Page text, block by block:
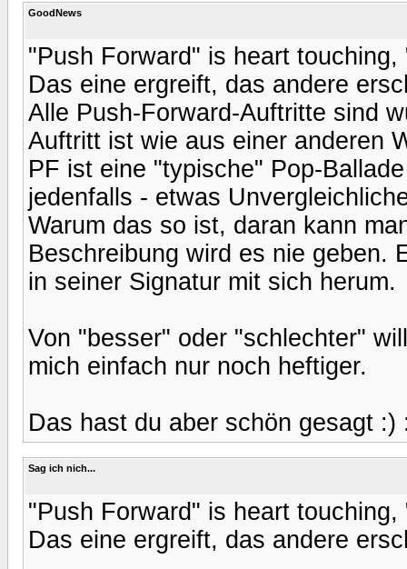
GoodNews
"Push Forward" is heart
Das eine ergreift, das andere
Alle Push-Forward-Auftritte sind
Auftritt ist wie aus einer anderen
PF ist eine "typische" Pop-
jedenfalls - etwas
Warum das so ist, daran kann
Beschreibung wird es nie geben.
in seiner Signatur mit sich herum.
Von "besser" oder "schlechter"
mich einfach nur noch heftiger.
Das hast du aber schön gesagt :)
Sag ich nich...
"Push Forward" is heart
Das eine ergreift, das andere